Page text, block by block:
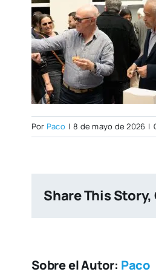
Por Paco | 8 de mayo de 2026 |
Share This
Sobre el Autor: Paco